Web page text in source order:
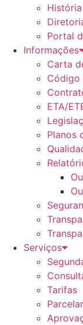
História
Portal
Informações
Carta
Código
ETA/
Planos
Serviços
Tarifas